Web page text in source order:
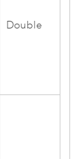
Double